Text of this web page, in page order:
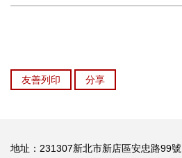
友善列印 分享
地址：231307新北市新店區安忠路99號